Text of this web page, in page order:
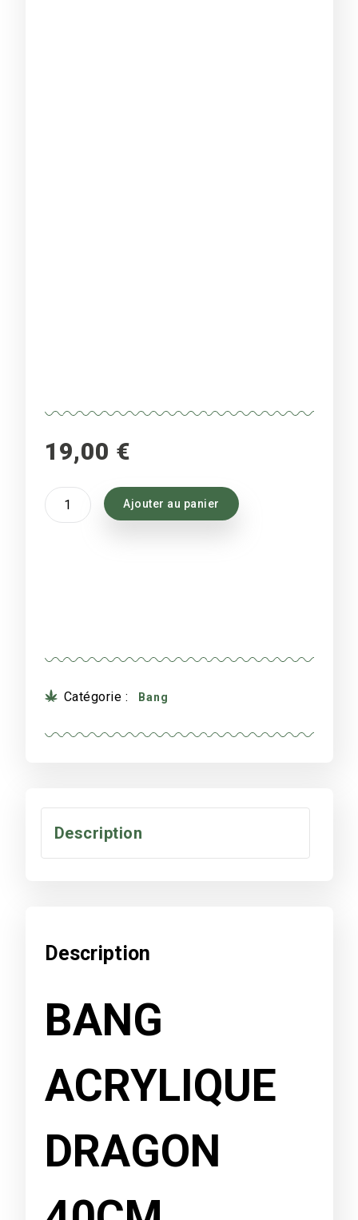
19,00 €
quantité
de
Ajouter au panier
Catégorie : Bang
Description
Description
BANG
ACRYLIQUE
DRAGON